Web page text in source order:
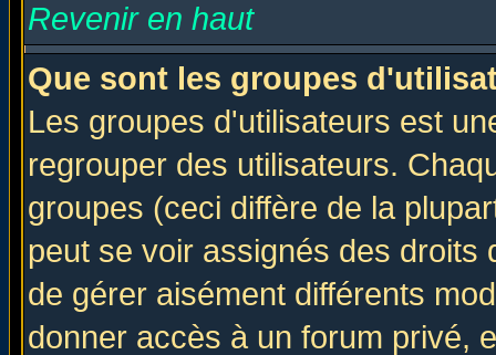
Revenir en haut
Que sont les groupes
Les groupes d'utilisateurs est
regrouper des utilisateurs.
groupes (ceci diffère de la
peut se voir assignés des
de gérer aisément différents
donner accès à un forum privé,